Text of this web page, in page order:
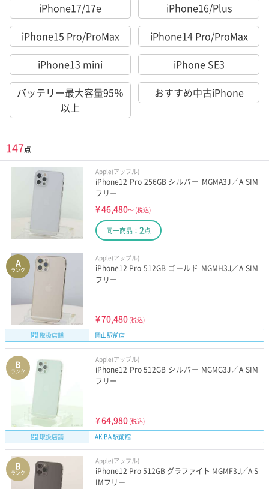
iPhone17/17e
iPhone16/Plus
iPhone15 Pro/ProMax
iPhone14 Pro/ProMax
iPhone13 mini
iPhone SE3
バッテリー最大容量95％
以上
おすすめ中古iPhone
147点
Apple(アップル)
iPhone12 Pro 256GB シルバー MGMA3J／A SIM
フリー
¥46,480～ (税込)
同一商品： 2点
A
ランク
Apple(アップル)
iPhone12 Pro 512GB ゴールド MGMH3J／A SIM
フリー
¥70,480 (税込)
取扱店舗
岡山駅前店
B
ランク
Apple(アップル)
iPhone12 Pro 512GB シルバー MGMG3J／A SIM
フリー
¥64,980 (税込)
取扱店舗
AKIBA 駅前館
B
ランク
Apple(アップル)
iPhone12 Pro 512GB グラファイト MGMF3J／A S
IMフリー